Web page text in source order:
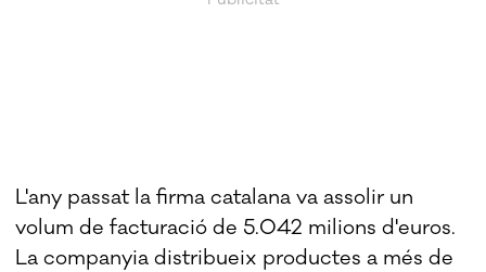
L'any passat la firma catalana va assolir un
volum de facturació de 5.042 milions d'euros.
La companyia distribueix productes a més de